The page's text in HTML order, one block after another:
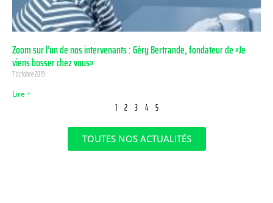
Zoom sur l’un de nos intervenants : Géry Bertrande, fondateur de «Je
viens bosser chez vous»
7 octobre 2019
Lire +
1 2 3 4 5
TOUTES NOS ACTUALITÉS